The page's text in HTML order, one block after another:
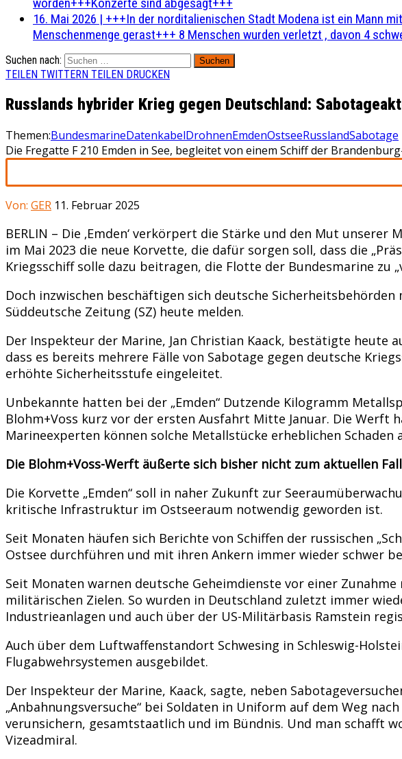
16. Mai 2026 | +++In der norditalienischen Stadt Modena ist ein Mann
Menschenmenge gerast+++ 8 Menschen wurden verletzt , davon 4
Suchen nach:
TEILEN TWITTERN TEILEN DRUCKEN
Russlands hybrider Krieg gegen Deutschland:
Themen:BundesmarineDatenkabelDrohnenEmdenOstseeRusslandSabotage
Die Fregatte F 210 Emden in See, begleitet von einem Schiff der
Von: GER 11. Februar 2025
BERLIN – Die ‚Emden‘ verkörpert die Stärke und den Mut
im Mai 2023 die neue Korvette, die dafür sorgen soll, dass die
Kriegsschiff solle dazu beitragen, die Flotte der Bundesmarine zu
Doch inzwischen beschäftigen sich deutsche Sicherheitsbehörden
Süddeutsche Zeitung (SZ) heute melden.
Der Inspekteur der Marine, Jan Christian Kaack, bestätigte
dass es bereits mehrere Fälle von Sabotage gegen deutsche
erhöhte Sicherheitsstufe eingeleitet.
Unbekannte hatten bei der „Emden“ Dutzende Kilogramm
Blohm+Voss kurz vor der ersten Ausfahrt Mitte Januar. Die Werft
Marineexperten können solche Metallstücke erheblichen
Die Blohm+Voss-Werft äußerte sich bisher nicht zum aktuellen Fall
Die Korvette „Emden“ soll in naher Zukunft zur
kritische Infrastruktur im Ostseeraum notwendig geworden ist.
Seit Monaten häufen sich Berichte von Schiffen der russischen
Ostsee durchführen und mit ihren Ankern immer wieder schwer
Seit Monaten warnen deutsche Geheimdienste vor einer
militärischen Zielen. So wurden in Deutschland zuletzt immer
Industrieanlagen und auch über der US-Militärbasis Ramstein
Auch über dem Luftwaffenstandort Schwesing in Schleswig-
Flugabwehrsystemen ausgebildet.
Der Inspekteur der Marine, Kaack, sagte, neben
„Anbahnungsversuche“ bei Soldaten in Uniform auf dem Weg
verunsichern, gesamtstaatlich und im Bündnis. Und man schafft
Vizeadmiral.